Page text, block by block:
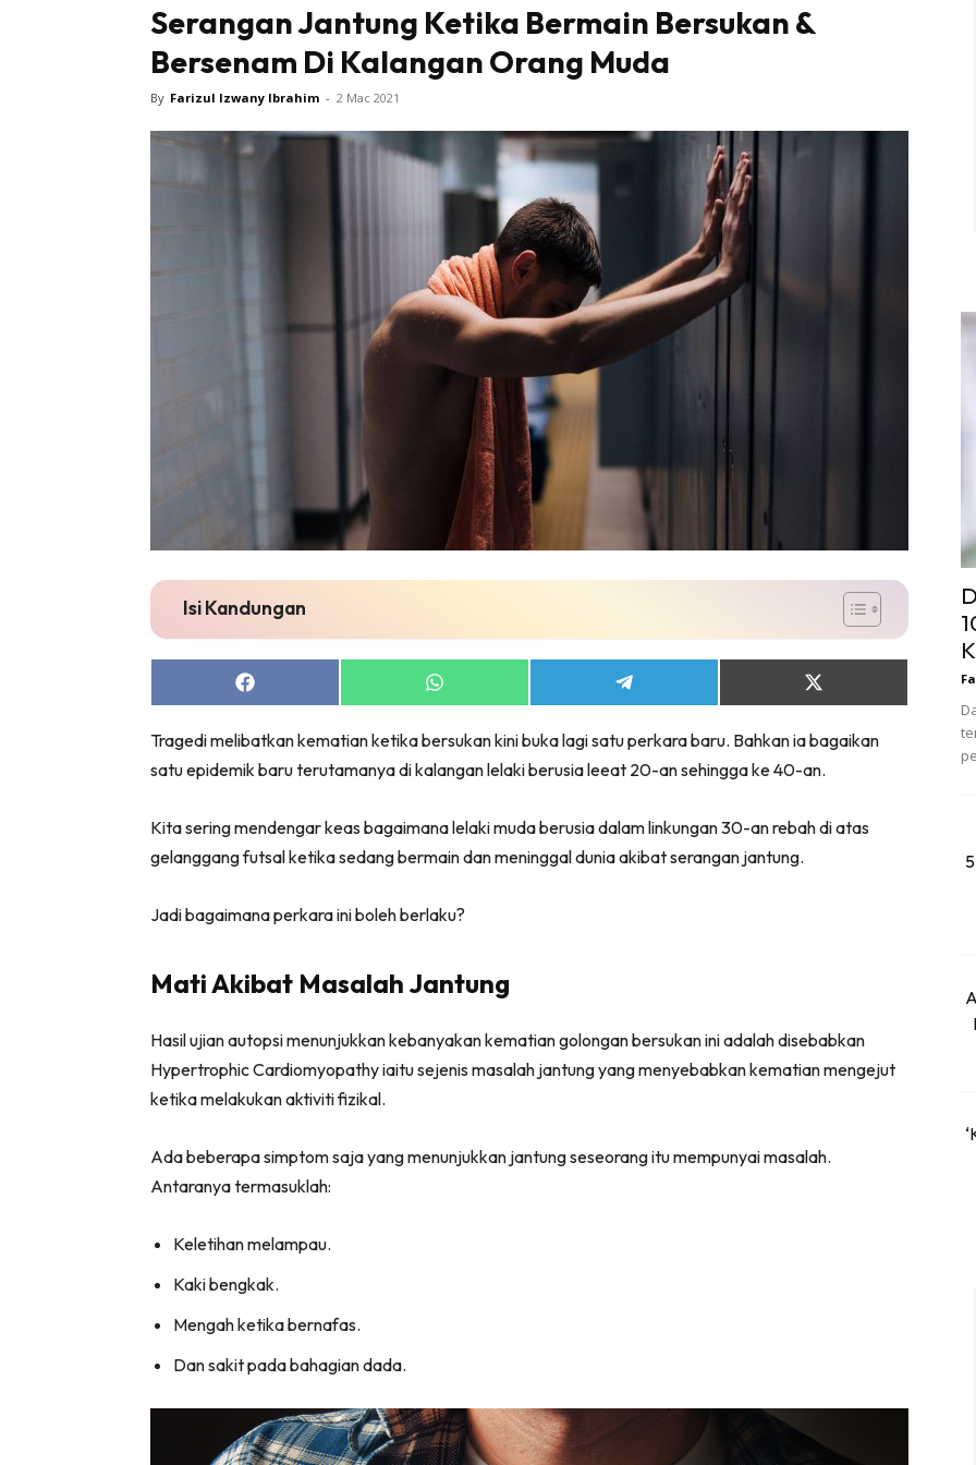
Serangan Jantung Ketika Bermain Bersukan &
Bersenam Di Kalangan Orang Muda
By Farizul Izwany Ibrahim - 2 Mac 2021
Isi Kandungan
Share
on
Share
on
Share
on
Share
on
(Twitter)
Tragedi melibatkan kematian ketika bersukan kini buka lagi satu perkara baru. Bahkan ia bagaikan
satu epidemik baru terutamanya di kalangan lelaki berusia leeat 20-an sehingga ke 40-an.
Kita sering mendengar keas bagaimana lelaki muda berusia dalam linkungan 30-an rebah di atas
gelanggang futsal ketika sedang bermain dan meninggal dunia akibat serangan jantung.
Jadi bagaimana perkara ini boleh berlaku?
Mati Akibat Masalah Jantung
Hasil ujian autopsi menunjukkan kebanyakan kematian golongan bersukan ini adalah disebabkan
Hypertrophic Cardiomyopathy iaitu sejenis masalah jantung yang menyebabkan kematian mengejut
ketika melakukan aktiviti fizikal.
Ada beberapa simptom saja yang menunjukkan jantung seseorang itu mempunyai masalah.
Antaranya termasuklah:
Keletihan melampau.
Kaki bengkak.
Mengah ketika bernafas.
Dan sakit pada bahagian dada.